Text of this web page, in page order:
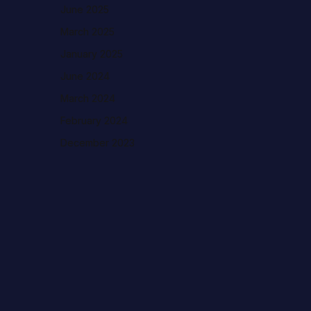
June 2025
March 2025
January 2025
June 2024
March 2024
February 2024
December 2023